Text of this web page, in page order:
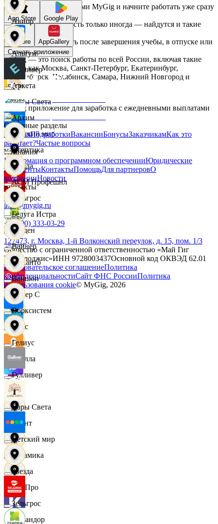
Ворксистем
Гелиус
Гулливер
Дары Света
Детский мир
Звезда
Зельгрос
Зенден
Инканто
Интер С
Вайс
Ителла
kari
Квант
Керамика
КитПро
Командор
Авиор
Альтум
Аркета
Архим
Асептика
АСМ Профешнл
Белуга Истра
Вайнер
Ваншоп
Ворксистем
Гелиус
Гулливер
Дары Света
Детский мир
Звезда
Зельгрос
Воспользуйтесь услугами MyGig и начните работать уже сразу
после отклика.
А если нужна занятость только иногда — найдутся и такие
предложения.
Начните зарабатывать после завершения учебы, в отпуске или
в выходные.
MyGig — это поиск работы по всей России, включая такие
города как Москва, Санкт-Петербург, Екатеринбург,
Новосибирск, Челябинск, Самара, Нижний Новгород и
другие.
App Store Google Play
RuStore
AppGallery
Скачать приложение
MyGig приложение для заработка с ежедневными выплатами
Основные разделы
ГлавнаяПодработкиВакансииБонусыЗаказчикамКак это
работает?Частые вопросы
Компания
Информация о программном обеспеченииЮридические
документыКонтактыПомощьДля партнеровО
компанииНовости
Контакты
info@mygig.ru
+8 (800) 333-03-29
127473, г. Москва, 1-й Волконский переулок, д. 15, пом. 1/3
Общество с ограниченной ответственностью «Май Гиг
Технолоджис»ИНН 9728003437Основной код ОКВЭД 62.01
Пользовательское соглашениеПолитика
конфиденциальностиСайт ФНС РоссииПолитика
использования cookie© MyGig, 2026